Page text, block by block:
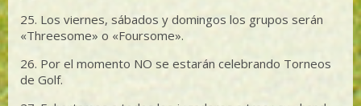
25. Los viernes, sábados y domingos los grupos serán
«Threesome» o «Foursome».
26. Por el momento NO se estarán celebrando Torneos
de Golf.